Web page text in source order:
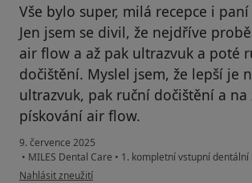
Vše bylo super, milá recepce i
Jen jsem se divil, že nejdříve
air flow a až pak ultrazvuk a poté
dočištění. Myslel jsem, že lepší je
ultrazvuk, pak ruční dočištění a na
pískování air flow.
9. července 2025
• MILES Dental Care • 1. kompletní vstupní dentální
podle názoru uživatele Adam Bílek
Nahlásit zneužití